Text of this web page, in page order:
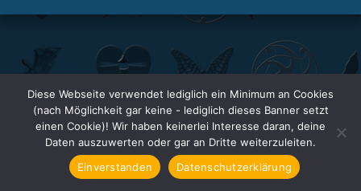
Diese Webseite verwendet lediglich ein Minimum an Cookies
(nach Möglichkeit gar keine - lediglich dieses Banner setzt
einen Cookie)! Wir haben keinerlei Interesse daran, deine
Daten auszuwerten oder gar an Dritte weiterzuleiten.
Einverstanden
Datenschutzerklärung